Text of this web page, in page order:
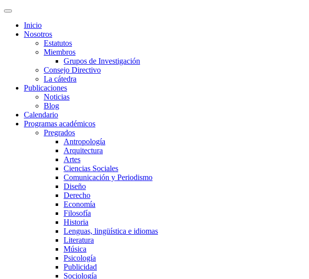
Inicio
Nosotros
Estatutos
Miembros
Grupos de Investigación
Consejo Directivo
La cátedra
Publicaciones
Noticias
Blog
Calendario
Programas académicos
Pregrados
Antropología
Arquitectura
Artes
Ciencias Sociales
Comunicación y Periodismo
Diseño
Derecho
Economía
Filosofía
Historia
Lenguas, lingüística e idiomas
Literatura
Música
Psicología
Publicidad
Sociología